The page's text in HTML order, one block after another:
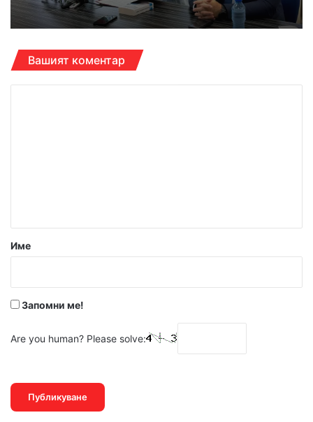
Вашият коментар
р
Име
Запомни ме!
Are you human? Please solve: